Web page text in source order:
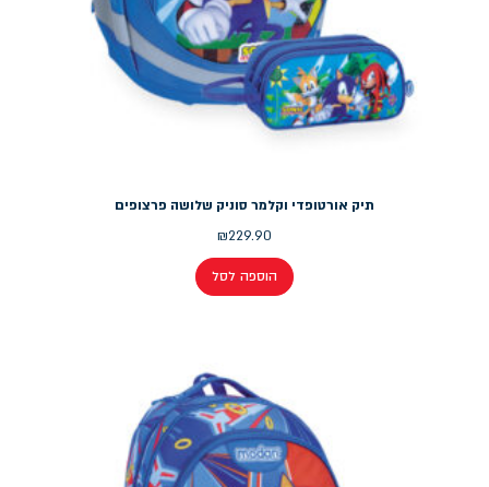
תיק אורטופדי וקלמר סוניק שלושה פרצופים
₪229.90
הוספה לסל